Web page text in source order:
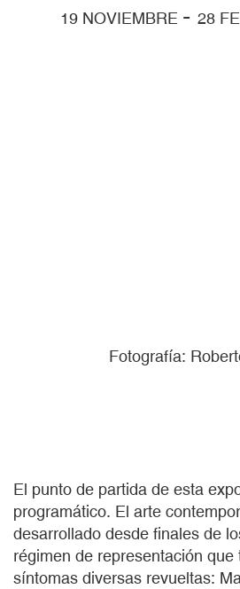
19 NOVIEMBRE - 28
Fotografía:
El punto de partida de esta
programático. El arte
desarrollado desde finales de
régimen de representación que
síntomas diversas revueltas: